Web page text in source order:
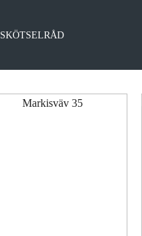
SKÖTSELRÅD